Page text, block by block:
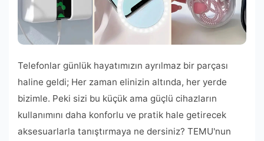
Telefonlar günlük hayatımızın ayrılmaz bir parçası
haline geldi; Her zaman elinizin altında, her yerde
bizimle. Peki sizi bu küçük ama güçlü cihazların
kullanımını daha konforlu ve pratik hale getirecek
aksesuarlarla tanıştırmaya ne dersiniz? TEMU'nun